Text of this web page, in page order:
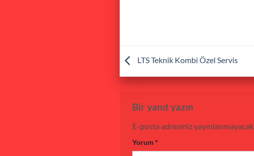
LTS Teknik Kombi Özel Servis
Bir yanıt yazın
E-posta adresiniz yayınlanmayacak.
Yorum *